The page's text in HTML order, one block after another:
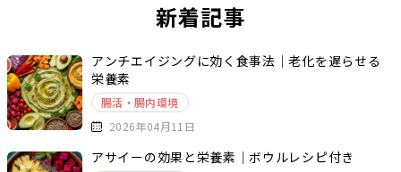
新着記事
アンチエイジングに効く食事法｜老化を遅らせる
栄養素
腸活・腸内環境
2026年04月11日
アサイーの効果と栄養素｜ボウルレシピ付き